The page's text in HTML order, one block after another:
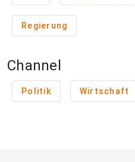
Regierung
Channel
Politik Wirtschaft